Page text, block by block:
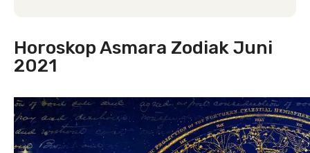
Horoskop Asmara Zodiak Juni
2021